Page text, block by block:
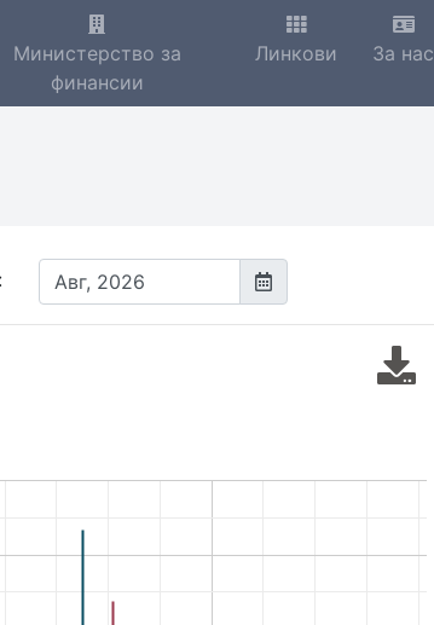
Министерство за
финансии
Линкови За нас